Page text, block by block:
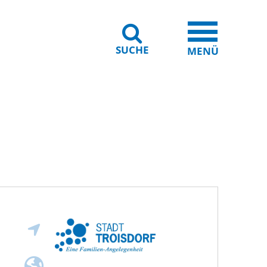
SUCHE MENÜ